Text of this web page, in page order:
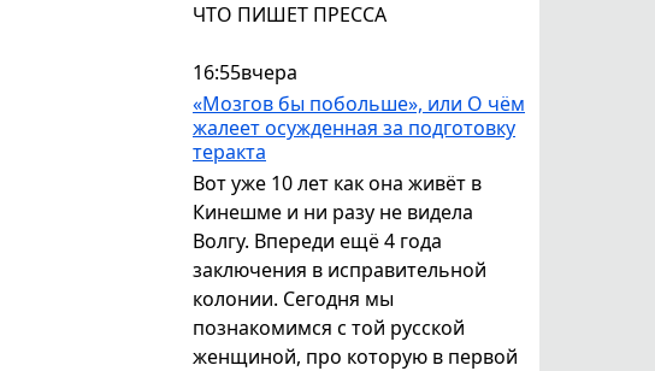
ЧТО ПИШЕТ ПРЕССА
16:55вчера
«Мозгов бы побольше», или О чём
жалеет осужденная за подготовку
теракта
Вот уже 10 лет как она живёт в
Кинешме и ни разу не видела
Волгу. Впереди ещё 4 года
заключения в исправительной
колонии. Сегодня мы
познакомимся с той русской
женщиной, про которую в первой